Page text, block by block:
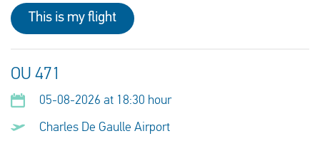
This is my flight
OU 471
05-08-2026 at 18:30 hour
Charles De Gaulle Airport